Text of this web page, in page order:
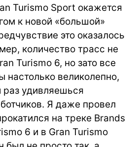
Turismo Sport окажется
к новой «большой»
это оказалось
количество трасс не
Turismo 6, но зато все
настолько великолепно,
раз удивляешься
Я даже провел
на треке Brands
6 и в Gran Turismo